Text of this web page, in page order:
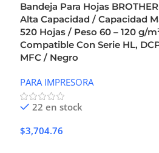
Bandeja Para Hojas
Alta Capacidad / Capacidad
520 Hojas / Peso 60 – 120 g/
Compatible Con Serie HL,
MFC / Negro
PARA IMPRESORA
22 en stock
$3,704.76